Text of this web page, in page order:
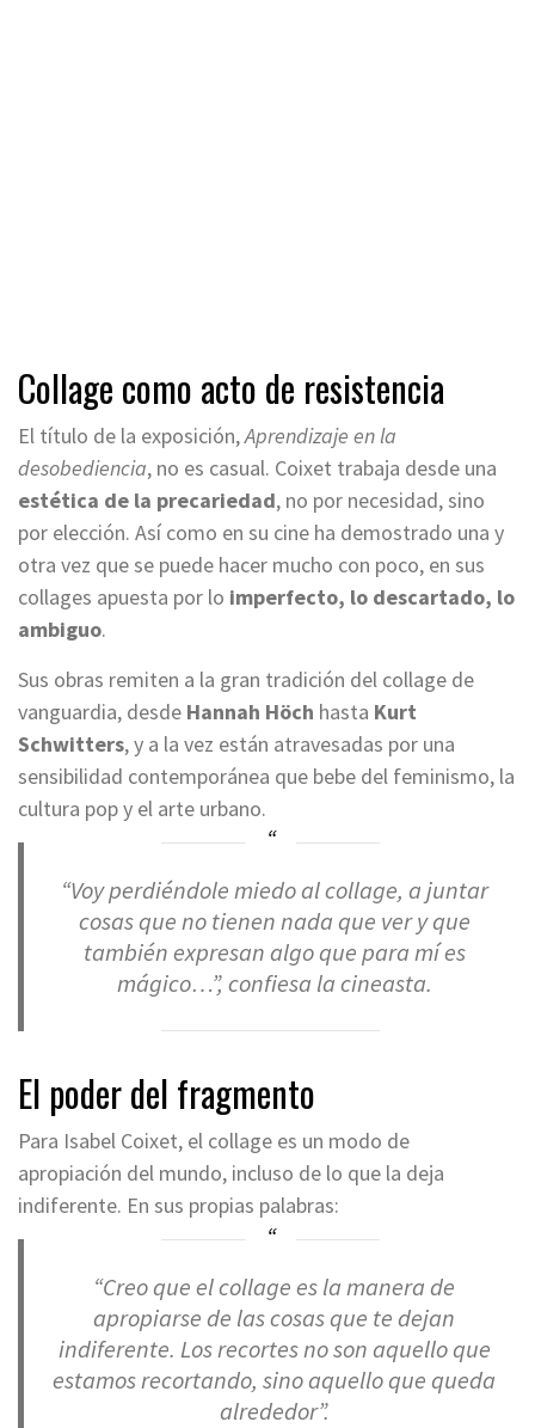
Collage como acto de resistencia
El título de la exposición,Aprendizaje en la
desobediencia, no es casual. Coixet trabaja desde una
estética de la precariedad, no por necesidad, sino
por elección. Así como en su cine ha demostrado una y
otra vez que se puede hacer mucho con poco, en sus
collages apuesta por lo imperfecto, lo descartado, lo
ambiguo.
Sus obras remiten a la gran tradición del collage de
vanguardia, desde Hannah Höch hasta Kurt
Schwitters, y a la vez están atravesadas por una
sensibilidad contemporánea que bebe del feminismo, la
cultura pop y el arte urbano.
“Voy perdiéndole miedo al collage, a juntar
cosas que no tienen nada que ver y que
también expresan algo que para mí es
mágico…”, confiesa la cineasta.
El poder del fragmento
Para Isabel Coixet, el collage es un modo de
apropiación del mundo, incluso de lo que la deja
indiferente. En sus propias palabras:
“Creo que el collage es la manera de
apropiarse de las cosas que te dejan
indiferente. Los recortes no son aquello que
estamos recortando, sino aquello que queda
alrededor”.